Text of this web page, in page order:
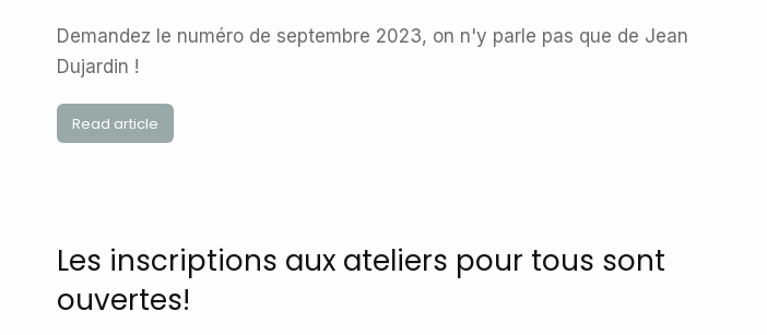
Demandez le numéro de septembre 2023, on n'y parle pas que de Jean
Dujardin !
Read article
Les inscriptions aux ateliers pour tous sont
ouvertes!